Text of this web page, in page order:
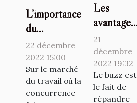
L’importance
du
télétravail et
du flex office
à travers la
plateforme
deskare
22 décembre
2022 15:00
Sur le marché
du travail où la
concurrence
Les
avantages
du buzz
pour un
artiste
21
décembre
2022 19:32
Le buzz est
le fait de
répandre